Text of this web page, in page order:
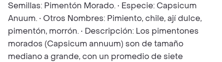
Semillas: Pimentón Morado. • Especie: Capsicum
Anuum. • Otros Nombres: Pimiento, chile, ají dulce,
pimentón, morrón. • Descripción: Los pimentones
morados (Capsicum annuum) son de tamaño
mediano a grande, con un promedio de siete